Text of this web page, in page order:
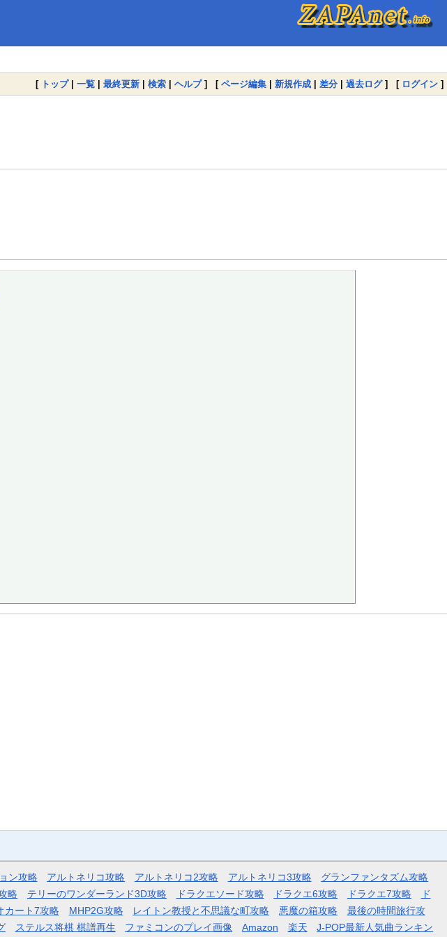
[ トップ| 一覧 | 最終更新 | 検索 | ヘルプ] [ ページ編集 | 新規作成 | 差分 | 過去ログ] [ ログイン ]
ン攻略 アルトネリコ攻略 アルトネリコ2攻略 アルトネリコ3攻略
グランファンタズム攻略
略 テリーのワンダーランド3D攻略 ドラクエソード攻略 ドラクエ6攻略 ドラクエ7攻略
ド
カート7攻略 MHP2G攻略 レイトン教授と不思議な町攻略 悪魔の箱攻略
最後の時間旅行攻
ステルス将棋 棋譜再生 ファミコンのプレイ画像 Amazon 楽天 J-POP最新人気曲ランキン